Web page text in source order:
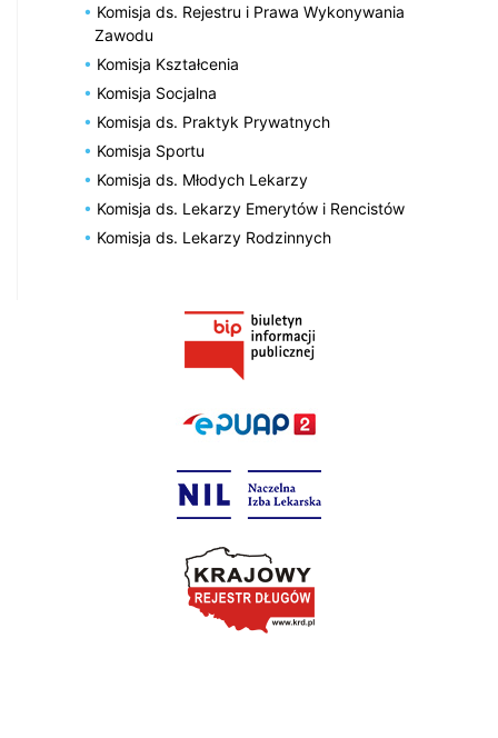
Komisja ds. Rejestru i Prawa Wykonywania
Zawodu
Komisja Kształcenia
Komisja Socjalna
Komisja ds. Praktyk Prywatnych
Komisja Sportu
Komisja ds. Młodych Lekarzy
Komisja ds. Lekarzy Emerytów i Rencistów
Komisja ds. Lekarzy Rodzinnych